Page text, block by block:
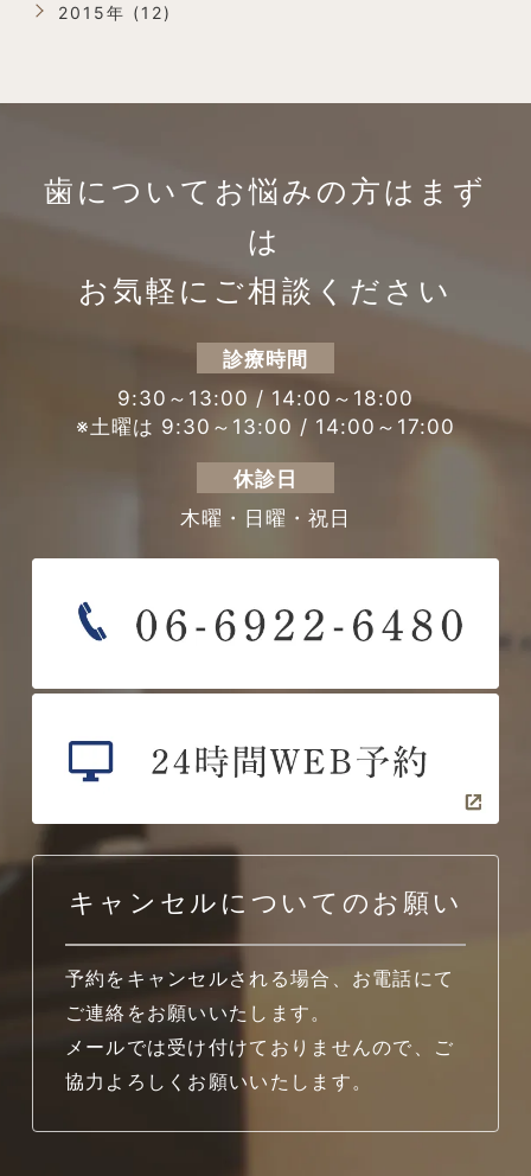
2015年 (12)
歯についてお悩みの方は まず
は
お気軽にご相談ください
診療時間
9:30～13:00 / 14:00～18:00
※土曜は 9:30～13:00 / 14:00～17:00
休診日
木曜・日曜・祝日
キャンセルについてのお願い
予約をキャンセルされる場合、お電話にて
ご連絡をお願いいたします。
メールでは受け付けておりませんので、ご
協力よろしくお願いいたします。